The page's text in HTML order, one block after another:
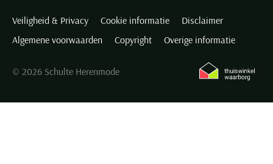
Veiligheid & Privacy Cookie informatie
Disclaimer
Algemene voorwaarden
Copyright Overige informatie
© 2026 Schulte Herenmode